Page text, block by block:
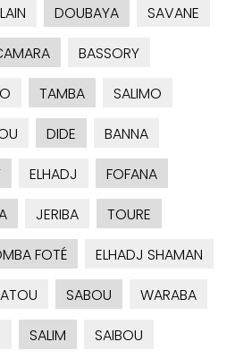
DOUBAYA
SAVANE
BASSORY
TAMBA
SALIMO
DIDE
BANNA
ELHADJ
FOFANA
JERIBA
TOURE
FOTÉ
ELHADJ SHAMAN
SABOU
WARABA
SALIM
SAIBOU